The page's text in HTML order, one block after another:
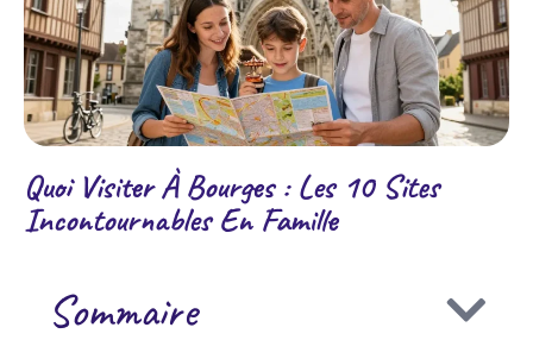
Quoi Visiter À Bourges : Les 10 Sites
Incontournables En Famille
Sommaire